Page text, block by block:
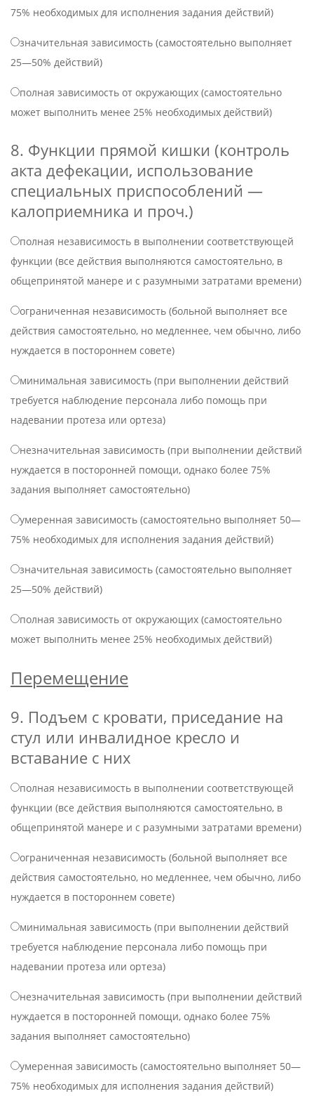
75% необходимых для исполнения задания действий)
значительная зависимость (самостоятельно выполняет
25—50% действий)
полная зависимость от окружающих (самостоятельно
может выполнить менее 25% необходимых действий)
8. Функции прямой кишки (контроль
акта дефекации, использование
специальных приспособлений —
калоприемника и проч.)
полная независимость в выполнении соответствующей
функции (все действия выполняются самостоятельно, в
общепринятой манере и с разумными затратами времени)
ограниченная независимость (больной выполняет все
действия самостоятельно, но медленнее, чем обычно, либо
нуждается в постороннем совете)
минимальная зависимость (при выполнении действий
требуется наблюдение персонала либо помощь при
надевании протеза или ортеза)
незначительная зависимость (при выполнении действий
нуждается в посторонней помощи, однако более 75%
задания выполняет самостоятельно)
умеренная зависимость (самостоятельно выполняет 50—
75% необходимых для исполнения задания действий)
значительная зависимость (самостоятельно выполняет
25—50% действий)
полная зависимость от окружающих (самостоятельно
может выполнить менее 25% необходимых действий)
Перемещение
9. Подъем с кровати, приседание на
стул или инвалидное кресло и
вставание с них
полная независимость в выполнении соответствующей
функции (все действия выполняются самостоятельно, в
общепринятой манере и с разумными затратами времени)
ограниченная независимость (больной выполняет все
действия самостоятельно, но медленнее, чем обычно, либо
нуждается в постороннем совете)
минимальная зависимость (при выполнении действий
требуется наблюдение персонала либо помощь при
надевании протеза или ортеза)
незначительная зависимость (при выполнении действий
нуждается в посторонней помощи, однако более 75%
задания выполняет самостоятельно)
умеренная зависимость (самостоятельно выполняет 50—
75% необходимых для исполнения задания действий)